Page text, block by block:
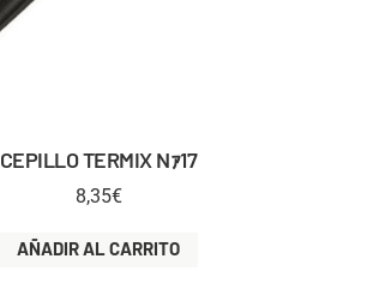
CEPILLO TERMIX Nｧ17
8,35€
AÑADIR AL CARRITO